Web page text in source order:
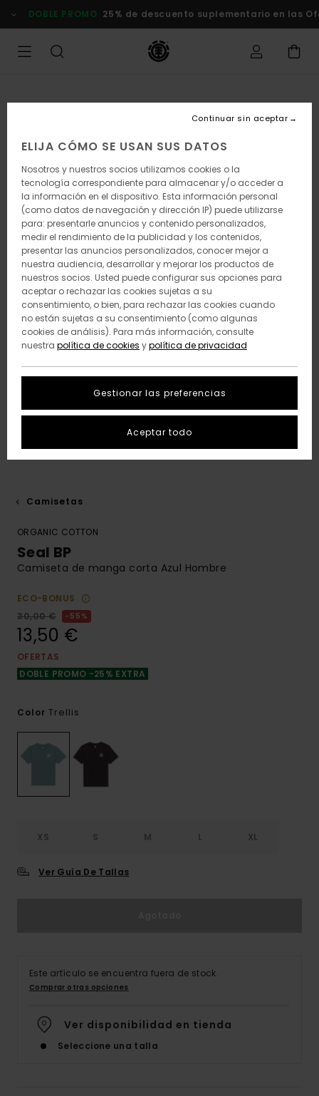
la
DOBLE PROMO 25% de descuento suplementario en las
Camisetas
ORGANIC COTTON
Seal BP
Camiseta de manga corta Azul Hombre
ECO-BONUS
30,00 €
55%
13,50 €
OFERTAS
DOBLE PROMO -25% EXTRA
Color Trellis
XS S M L XL
Ver Guía De Tallas
Este artículo se encuentra fuera de stock.
Comprar otras opciones
Ver disponibilidad en tienda
Seleccione una talla
ELIJA CÓMO SE USAN SUS DATOS
Nosotros y nuestros socios utilizamos cookies o la
tecnología correspondiente para almacenar y/o acceder a
la información en el dispositivo. Esta información personal
(como datos de navegación y dirección IP) puede utilizarse
para: presentarle anuncios y contenido personalizados,
medir el rendimiento de la publicidad y los contenidos,
presentar las anuncios personalizados, conocer mejor a
nuestra audiencia, desarrollar y mejorar los productos de
nuestros socios. Usted puede configurar sus opciones para
aceptar o rechazar las cookies sujetas a su
consentimiento, o bien, para rechazar las cookies cuando
no están sujetas a su consentimiento (como algunas
cookies de análisis). Para más información, consulte
nuestra política de cookies ypolítica de privacidad
Gestionar las preferencias
Continuar sin aceptar
Aceptar todo